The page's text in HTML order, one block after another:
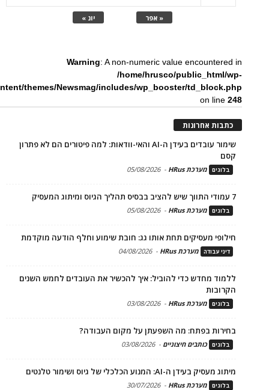
« אפר יונ »
Warning: A non-numeric value encountered in
/home/hrusco/public_html/wp-
themes/Newsmag/includes/wp_booster/td_block.php
on line248
כתבות אחרונות
שימור עובדים בעידן ה-AI והאי-וודאות: למה פיטורים הם לא פתרון
קסם
בלוגים מערכת HRus -
05/08/2026
7 עמודי התווך שיש להציב בבסיס תהליך הגיוס ומיתוג המעסיק
בלוגים מערכת HRus -
05/08/2026
חילופי מעסיקים תחת אותו גג: חובת שימוע וחלף הודעה מוקדמת
דיני עבודה מערכת HRus -
04/08/2026
ללמוד מחדש כדי להוביל: איך להכשיר את העובדים לחמש השנים
הקרובות
בלוגים מערכת HRus -
03/08/2026
בחירות בפתח: מה השפעתן על מקום העבודה?
בלוגים כותבים חיצוניים -
03/08/2026
מיתוג מעסיק בעידן ה-AI: המנוע הכלכלי של גיוס ושימור טלנטים
בלוגים מערכת HRus -
30/07/2026